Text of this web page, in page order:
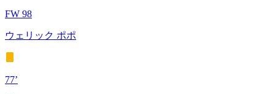
FW 98
ウェリック ポポ
77’